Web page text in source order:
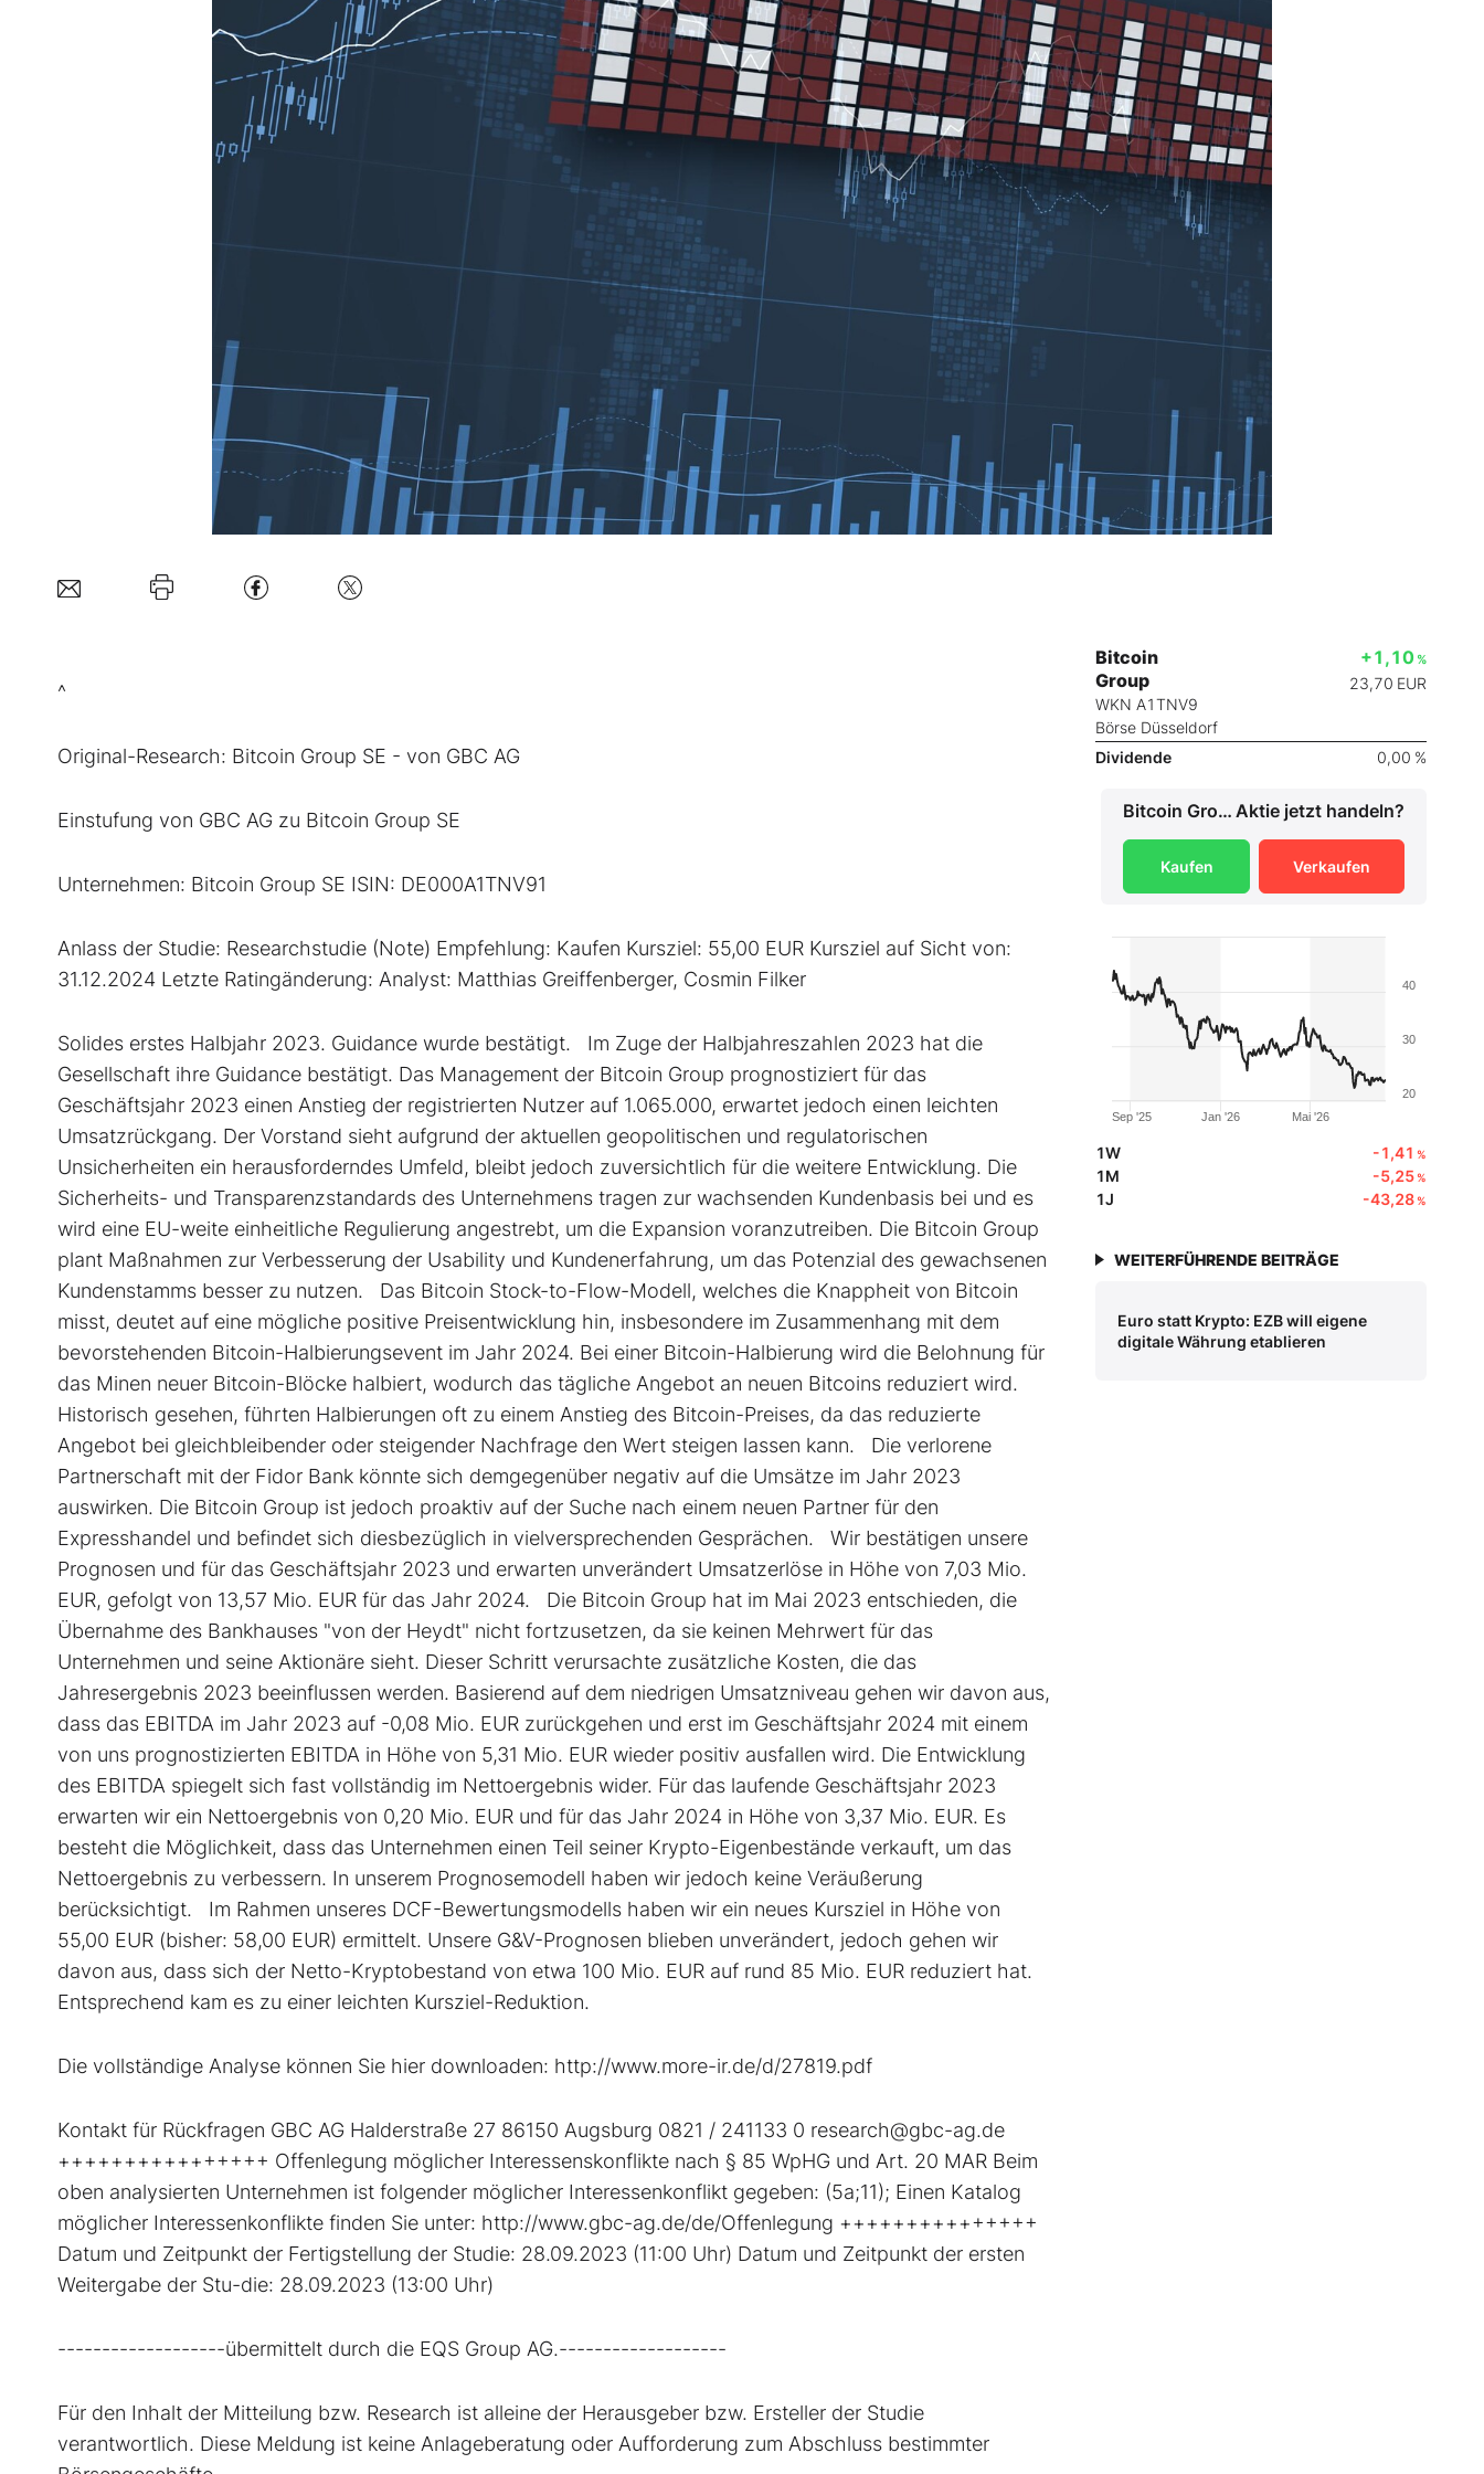
Experten
Mein B:O
Folgen Sie uns
^
Original-Research: Bitcoin Group SE - von GBC AG
Einstufung von GBC AG zu Bitcoin Group SE
Unternehmen: Bitcoin Group SE ISIN: DE000A1TNV91
Anlass der Studie: Researchstudie (Note) Empfehlung: Kaufen Kursziel: 55,00 EUR Kursziel auf Sicht von:
31.12.2024 Letzte Ratingänderung: Analyst: Matthias Greiffenberger, Cosmin Filker
Solides erstes Halbjahr 2023. Guidance wurde bestätigt. Im Zuge der Halbjahreszahlen 2023 hat die
Gesellschaft ihre Guidance bestätigt. Das Management der Bitcoin Group prognostiziert für das
Geschäftsjahr 2023 einen Anstieg der registrierten Nutzer auf 1.065.000, erwartet jedoch einen leichten
Umsatzrückgang. Der Vorstand sieht aufgrund der aktuellen geopolitischen und regulatorischen
Unsicherheiten ein herausforderndes Umfeld, bleibt jedoch zuversichtlich für die weitere Entwicklung. Die
Sicherheits- und Transparenzstandards des Unternehmens tragen zur wachsenden Kundenbasis bei und es
wird eine EU-weite einheitliche Regulierung angestrebt, um die Expansion voranzutreiben. Die Bitcoin Group
plant Maßnahmen zur Verbesserung der Usability und Kundenerfahrung, um das Potenzial des gewachsenen
Kundenstamms besser zu nutzen. Das Bitcoin Stock-to-Flow-Modell, welches die Knappheit von Bitcoin
misst, deutet auf eine mögliche positive Preisentwicklung hin, insbesondere im Zusammenhang mit dem
bevorstehenden Bitcoin-Halbierungsevent im Jahr 2024. Bei einer Bitcoin-Halbierung wird die Belohnung für
das Minen neuer Bitcoin-Blöcke halbiert, wodurch das tägliche Angebot an neuen Bitcoins reduziert wird.
Historisch gesehen, führten Halbierungen oft zu einem Anstieg des Bitcoin-Preises, da das reduzierte
Angebot bei gleichbleibender oder steigender Nachfrage den Wert steigen lassen kann. Die verlorene
Partnerschaft mit der Fidor Bank könnte sich demgegenüber negativ auf die Umsätze im Jahr 2023
auswirken. Die Bitcoin Group ist jedoch proaktiv auf der Suche nach einem neuen Partner für den
Expresshandel und befindet sich diesbezüglich in vielversprechenden Gesprächen. Wir bestätigen unsere
Prognosen und für das Geschäftsjahr 2023 und erwarten unverändert Umsatzerlöse in Höhe von 7,03 Mio.
EUR, gefolgt von 13,57 Mio. EUR für das Jahr 2024. Die Bitcoin Group hat im Mai 2023 entschieden, die
Übernahme des Bankhauses "von der Heydt" nicht fortzusetzen, da sie keinen Mehrwert für das
Unternehmen und seine Aktionäre sieht. Dieser Schritt verursachte zusätzliche Kosten, die das
Jahresergebnis 2023 beeinflussen werden. Basierend auf dem niedrigen Umsatzniveau gehen wir davon aus,
dass das EBITDA im Jahr 2023 auf -0,08 Mio. EUR zurückgehen und erst im Geschäftsjahr 2024 mit einem
von uns prognostizierten EBITDA in Höhe von 5,31 Mio. EUR wieder positiv ausfallen wird. Die Entwicklung
des EBITDA spiegelt sich fast vollständig im Nettoergebnis wider. Für das laufende Geschäftsjahr 2023
erwarten wir ein Nettoergebnis von 0,20 Mio. EUR und für das Jahr 2024 in Höhe von 3,37 Mio. EUR. Es
besteht die Möglichkeit, dass das Unternehmen einen Teil seiner Krypto-Eigenbestände verkauft, um das
Nettoergebnis zu verbessern. In unserem Prognosemodell haben wir jedoch keine Veräußerung
berücksichtigt. Im Rahmen unseres DCF-Bewertungsmodells haben wir ein neues Kursziel in Höhe von
55,00 EUR (bisher: 58,00 EUR) ermittelt. Unsere G&V-Prognosen blieben unverändert, jedoch gehen wir
davon aus, dass sich der Netto-Kryptobestand von etwa 100 Mio. EUR auf rund 85 Mio. EUR reduziert hat.
Entsprechend kam es zu einer leichten Kursziel-Reduktion.
Die vollständige Analyse können Sie hier downloaden: http://www.more-ir.de/d/27819.pdf
Kontakt für Rückfragen GBC AG Halderstraße 27 86150 Augsburg 0821 / 241133 0 research@gbc-ag.de
++++++++++++++++ Offenlegung möglicher Interessenskonflikte nach § 85 WpHG und Art. 20 MAR Beim
oben analysierten Unternehmen ist folgender möglicher Interessenkonflikt gegeben: (5a;11); Einen Katalog
möglicher Interessenkonflikte finden Sie unter: http://www.gbc-ag.de/de/Offenlegung +++++++++++++++
Datum und Zeitpunkt der Fertigstellung der Studie: 28.09.2023 (11:00 Uhr) Datum und Zeitpunkt der ersten
Weitergabe der Stu-die: 28.09.2023 (13:00 Uhr)
-------------------übermittelt durch die EQS Group AG.-------------------
Für den Inhalt der Mitteilung bzw. Research ist alleine der Herausgeber bzw. Ersteller der Studie
verantwortlich. Diese Meldung ist keine Anlageberatung oder Aufforderung zum Abschluss bestimmter
Bitcoin
Group
WKN A1TNV9
Börse Düsseldorf
+1,10 %
23,70 EUR
Dividende 0,00 %
Bitcoin Group Aktie jetzt handeln?
Kaufen Verkaufen
Jan '26
Sep '25 Mai '26
20
30
40
1W -1,41 %
1M -5,25%
1J -43,28%
WEITERFÜHRENDE BEITRÄGE
Euro statt Krypto: EZB will eigene
digitale Währung etablieren